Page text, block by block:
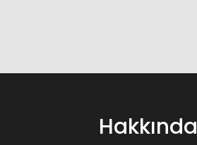
Hakkında